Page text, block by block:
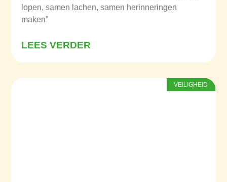
lopen, samen lachen, samen herinneringen
maken”
LEES VERDER
VEILIGHEID